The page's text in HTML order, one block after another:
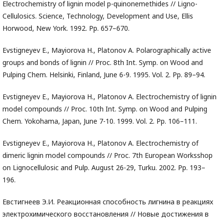
Electrochemistry of lignin model p-quinonemethides // Ligno-
Cellulosics. Science, Technology, Development and Use, Ellis
Horwood, New York. 1992. Pp. 657–670.
Evstigneyev E., Mayiorova H., Platonov A. Polarographically active
groups and bonds of lignin // Proc. 8th Int. Symp. on Wood and
Pulping Chem. Helsinki, Finland, June 6-9. 1995. Vol. 2. Рp. 89–94.
Evstigneyev E., Mayiorova H., Platonov A. Electrochemistry of lignin
model compounds // Proc. 10th Int. Symp. on Wood and Pulping
Chem. Yokohama, Japan, June 7-10. 1999. Vol. 2. Рp. 106–111.
Evstigneyev E., Mayiorova H., Platonov A. Electrochemistry of
dimeric lignin model compounds // Proc. 7th European Worksshop
on Lignocellulosic and Pulp. August 26-29, Turku. 2002. Pp. 193–
196.
Евстигнеев Э.И. Реакционная способность лигнина в реакциях
электрохимического восстановления // Новые достижения в